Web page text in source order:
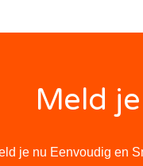
Meld
je nu Eenvoudig en